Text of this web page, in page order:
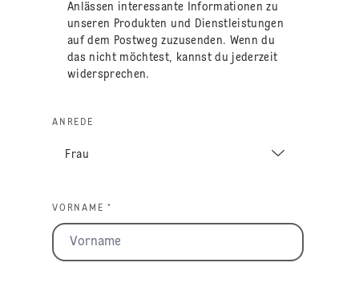
Anlässen interessante Informationen zu
unseren Produkten und Dienstleistungen
auf dem Postweg zuzusenden. Wenn du
das nicht möchtest, kannst du jederzeit
widersprechen.
ANREDE
VORNAME *